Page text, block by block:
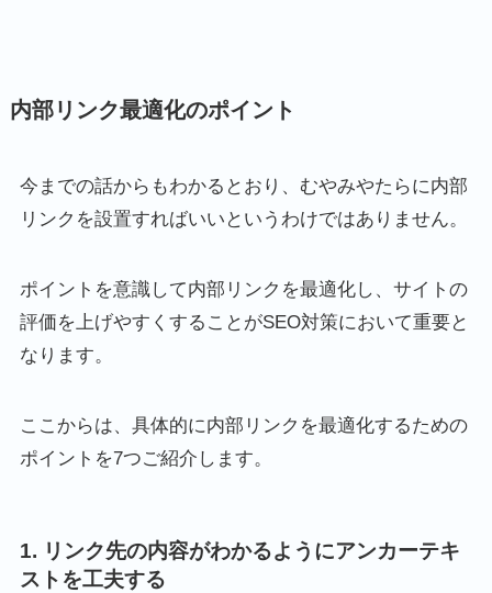
内部リンク最適化のポイント
今までの話からもわかるとおり、むやみやたらに内部
リンクを設置すればいいというわけではありません。
ポイントを意識して内部リンクを最適化し、サイトの
評価を上げやすくすることがSEO対策において重要と
なります。
ここからは、具体的に内部リンクを最適化するための
ポイントを7つご紹介します。
1. リンク先の内容がわかるようにアンカーテキ
ストを工夫する